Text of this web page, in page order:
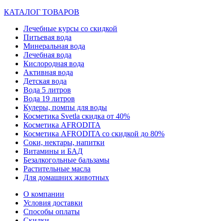
КАТАЛОГ ТОВАРОВ
Лечебные курсы со скидкой
Питьевая вода
Минеральная вода
Лечебная вода
Кислородная вода
Активная вода
Детская вода
Вода 5 литров
Вода 19 литров
Кулеры, помпы для воды
Косметика Svetla скидка от 40%
Косметика AFRODITA
Косметика AFRODITA со скидкой до 80%
Соки, нектары, напитки
Витамины и БАД
Безалкогольные бальзамы
Растительные масла
Для домашних животных
О компании
Условия доставки
Способы оплаты